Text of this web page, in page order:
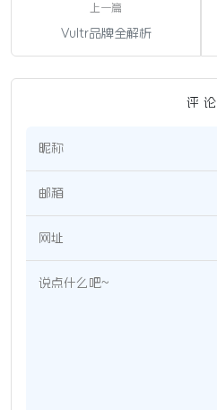
Vultr品牌全解析
评 论